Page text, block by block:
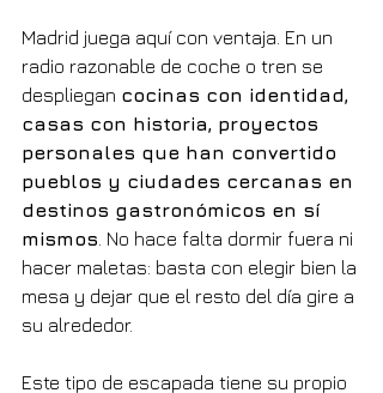
Madrid juega aquí con ventaja. En un
radio razonable de coche o tren se
despliegan cocinas con identidad,
casas con historia, proyectos
personales que han convertido
pueblos y ciudades cercanas en
destinos gastronómicos en sí
mismos . No hace falta dormir fuera ni
hacer maletas: basta con elegir bien la
mesa y dejar que el resto del día gire a
su alrededor.
Este tipo de escapada tiene su propio